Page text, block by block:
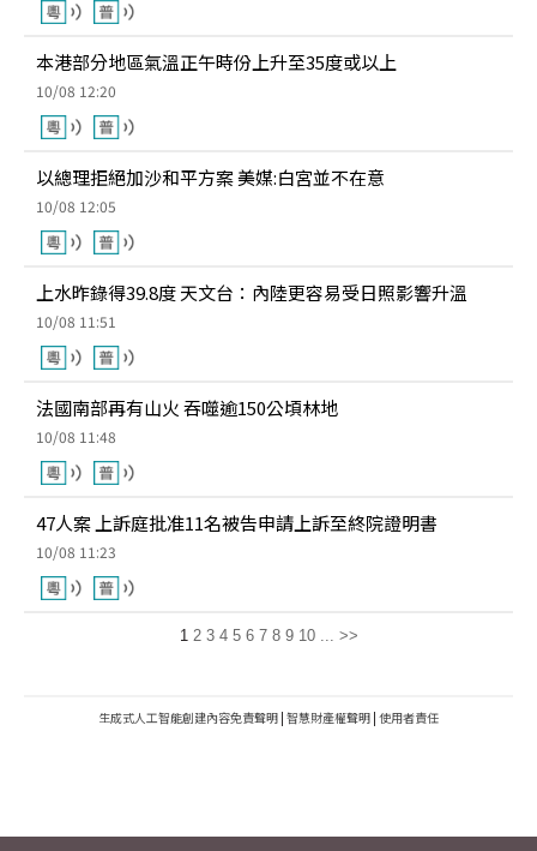
本港部分地區氣溫正午時份上升至35度或以上
10/08 12:20
以總理拒絕加沙和平方案 美媒:白宮並不在意
10/08 12:05
上水昨錄得39.8度 天文台：內陸更容易受日照影響升溫
10/08 11:51
法國南部再有山火 吞噬逾150公頃林地
10/08 11:48
47人案 上訴庭批准11名被告申請上訴至終院證明書
10/08 11:23
1 2 3 4 5 6 7 8 9 10 ... >>
生成式人工智能創建內容免責聲明 | 智慧財產權聲明 | 使用者責任